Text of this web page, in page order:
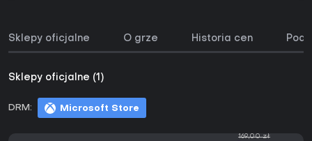
Sklepy oficjalne O grze Historia cen
Sklepy oficjalne (1)
DRM: Microsoft Store
169,00 zł